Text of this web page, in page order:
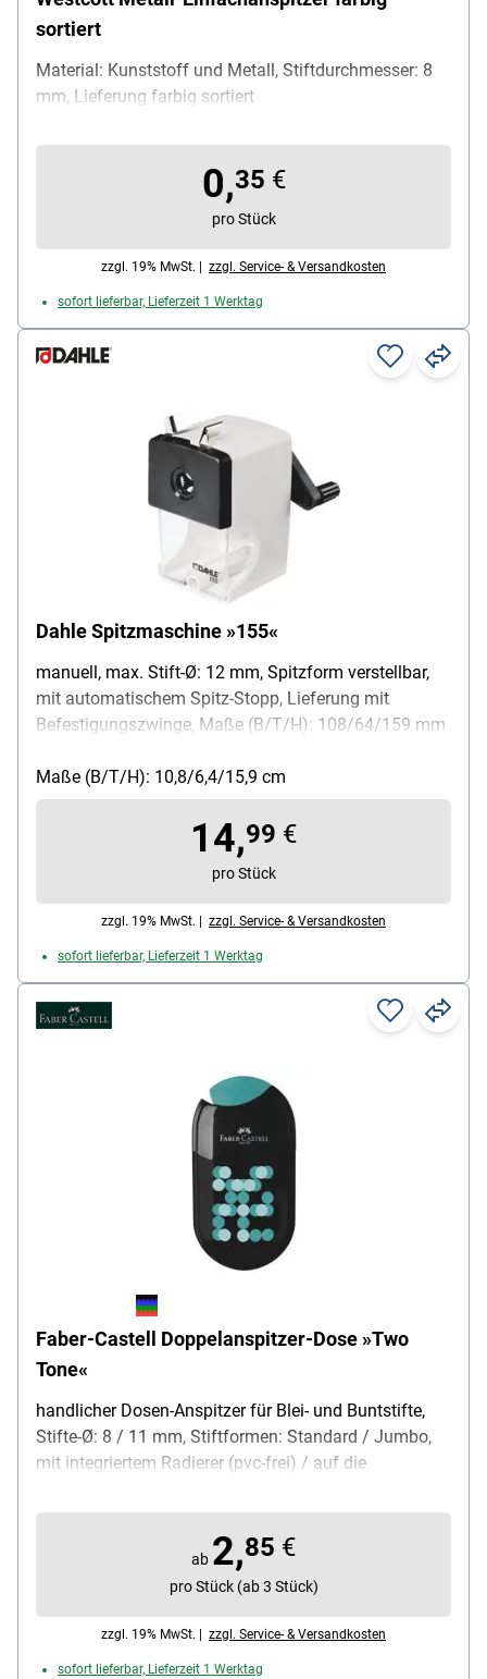
sortiert
Material: Kunststoff und Metall, Stiftdurchmesser: 8
mm, Lieferung farbig sortiert
0,35 €
pro Stück
zzgl. 19% MwSt. | zzgl. Service- & Versandkosten
sofort lieferbar, Lieferzeit 1 Werktag
Dahle Spitzmaschine »155«
manuell, max. Stift-Ø: 12 mm, Spitzform verstellbar,
mit automatischem Spitz-Stopp, Lieferung mit
Befestigungszwinge, Maße (B/T/H): 108/64/159 mm
Maße (B/T/H): 10,8/6,4/15,9 cm
14,99 €
pro Stück
zzgl. 19% MwSt. | zzgl. Service- & Versandkosten
sofort lieferbar, Lieferzeit 1 Werktag
Faber-Castell Doppelanspitzer-Dose »Two
Tone«
handlicher Dosen-Anspitzer für Blei- und Buntstifte,
Stifte-Ø: 8 / 11 mm, Stiftformen: Standard / Jumbo,
mit integriertem Radierer (pvc-frei) / auf die
Spitzabfall, Gehäuse: oval / schwarz + farbig, mit
scharfen Messern für hochwertige Spitzqualität,
Material Gehäuse: Kunststoff, Farbe nicht wählbar
(Lieferung erfolgt nach Zufallsprinzip), Inhalt pro
Pack: 1 Stück
ab 2,85 €
pro Stück (ab 3 Stück)
zzgl. 19% MwSt. | zzgl. Service- & Versandkosten
sofort lieferbar, Lieferzeit 1 Werktag